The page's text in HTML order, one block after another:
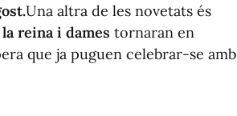
Una altra de les novetats és
reina i dames tornaran en
que ja puguen celebrar-se amb